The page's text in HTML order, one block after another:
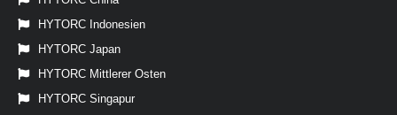
HYTORC Indonesien
HYTORC Japan
HYTORC Mittlerer Osten
HYTORC Singapur